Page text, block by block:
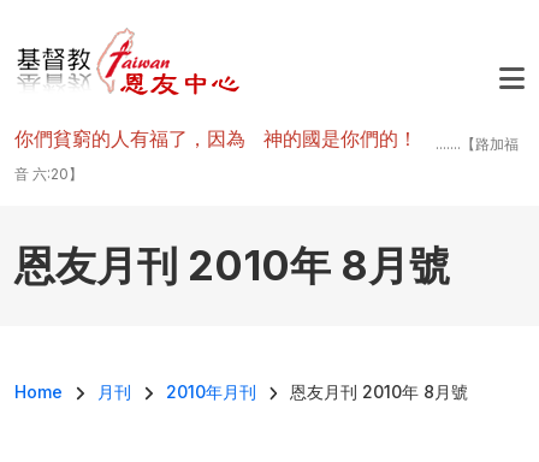
你們貧窮的人有福了，因為 神的國是你們的！
.......【路加福
音 六:20】
恩友月刊 2010年 8月號
導航連結
Home 月刊 2010年月刊 恩友月刊 2010年 8月號